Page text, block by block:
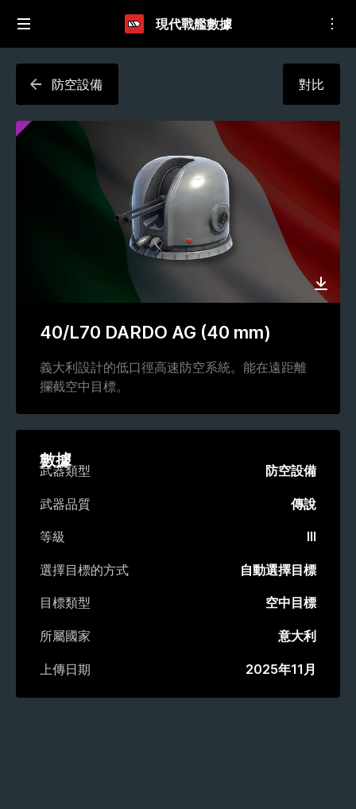
現代戰艦數據
防空設備 對比
40/L70 DARDO AG (40 mm)
義大利設計的低口徑高速防空系統。能在遠距離
攔截空中目標。
數據
武器類型 防空設備
武器品質 傳說
等級 III
選擇目標的方式 自動選擇目標
目標類型 空中目標
所屬國家 意大利
上傳日期 2025年11月